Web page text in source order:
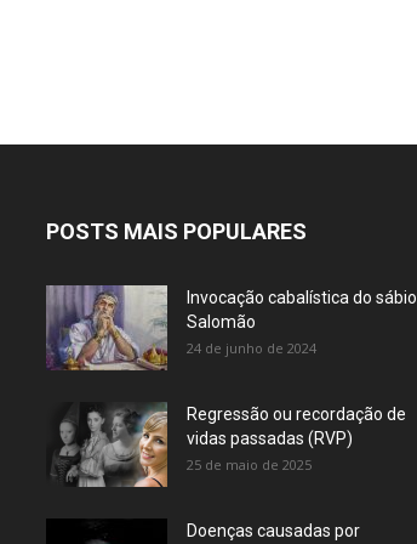
POSTS MAIS POPULARES
Invocação cabalística do sábio
Salomão
24 de junho de 2024
Regressão ou recordação de
vidas passadas (RVP)
25 de maio de 2025
Doenças causadas por